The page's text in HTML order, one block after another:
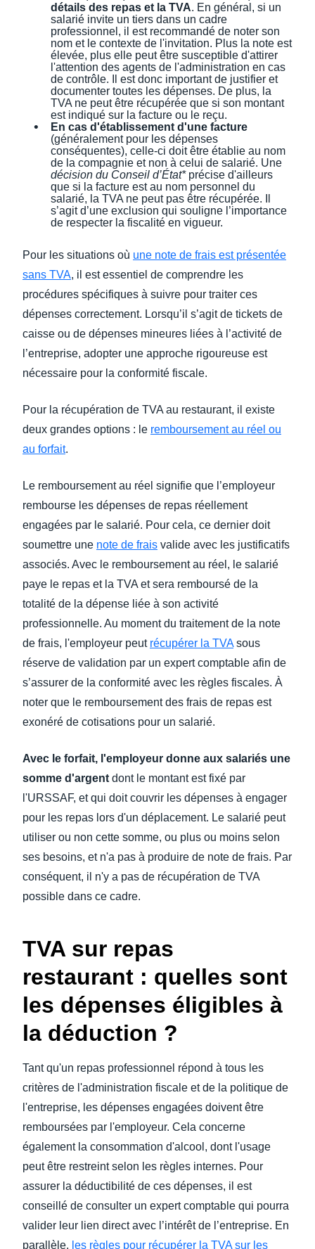
détails des repas et la TVA. En général, si un
salarié invite un tiers dans un cadre
professionnel, il est recommandé de noter son
nom et le contexte de l'invitation. Plus la note est
élevée, plus elle peut être susceptible d'attirer
l'attention des agents de l'administration en cas
de contrôle. Il est donc important de justifier et
documenter toutes les dépenses. De plus, la
TVA ne peut être récupérée que si son montant
est indiqué sur la facture ou le reçu.
En cas d'établissement d'une facture
(généralement pour les dépenses
conséquentes), celle-ci doit être établie au nom
de la compagnie et non à celui de salarié. Une
décision du Conseil d’État*précise d'ailleurs
que si la facture est au nom personnel du
salarié, la TVA ne peut pas être récupérée. Il
s’agit d’une exclusion qui souligne l’importance
de respecter la fiscalité en vigueur.
Pour les situations où une note de frais est présentée
sans TVA, il est essentiel de comprendre les
procédures spécifiques à suivre pour traiter ces
dépenses correctement. Lorsqu’il s’agit de tickets de
caisse ou de dépenses mineures liées à l’activité de
l’entreprise, adopter une approche rigoureuse est
nécessaire pour la conformité fiscale.
Pour la récupération de TVA au restaurant, il existe
deux grandes options : le remboursement au réel ou
au forfait.
Le remboursement au réel signifie que l’employeur
rembourse les dépenses de repas réellement
engagées par le salarié. Pour cela, ce dernier doit
soumettre une note de frais valide avec les justificatifs
associés. Avec le remboursement au réel, le salarié
paye le repas et la TVA et sera remboursé de la
totalité de la dépense liée à son activité
professionnelle. Au moment du traitement de la note
de frais, l'employeur peut récupérer la TVAsous
réserve de validation par un expert comptable afin de
s’assurer de la conformité avec les règles fiscales. À
noter que le remboursement des frais de repas est
exonéré de cotisations pour un salarié.
Avec le forfait, l'employeur donne aux salariés une
somme d'argent dont le montant est fixé par
l'URSSAF, et qui doit couvrir les dépenses à engager
pour les repas lors d'un déplacement. Le salarié peut
utiliser ou non cette somme, ou plus ou moins selon
ses besoins, et n'a pas à produire de note de frais. Par
conséquent, il n'y a pas de récupération de TVA
possible dans ce cadre.
TVA sur repas
restaurant : quelles sont
les dépenses éligibles à
la déduction ?
Tant qu'un repas professionnel répond à tous les
critères de l'administration fiscale et de la politique de
l'entreprise, les dépenses engagées doivent être
remboursées par l'employeur. Cela concerne
également la consommation d'alcool, dont l'usage
peut être restreint selon les règles internes. Pour
assurer la déductibilité de ces dépenses, il est
conseillé de consulter un expert comptable qui pourra
valider leur lien direct avec l’intérêt de l’entreprise. En
parallèle, les règles pour récupérer la TVA sur les